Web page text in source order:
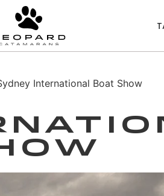
International Boat Show